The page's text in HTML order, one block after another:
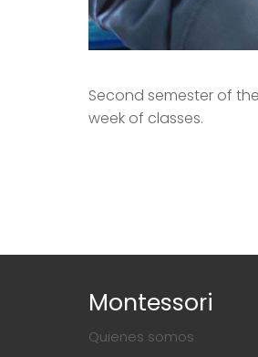
Second semester of
week of classes.
Montessori
Quienes somos